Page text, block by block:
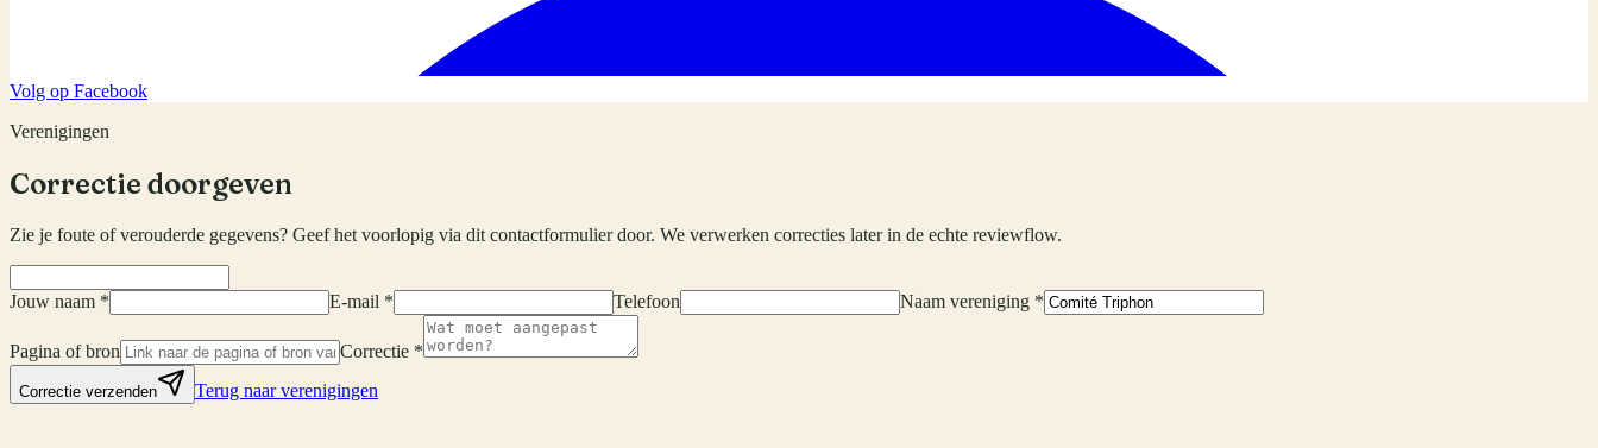
Volg op Facebook
Verenigingen
Correctie doorgeven
Zie je foute of verouderde gegevens? Geef het voorlopig via dit contactformulier door. We verwerken correcties later in de echte reviewflow.
Jouw naam * E-mail * Telefoon Naam vereniging *
Pagina of bron Correctie *
Correctie verzenden Terug naar verenigingen